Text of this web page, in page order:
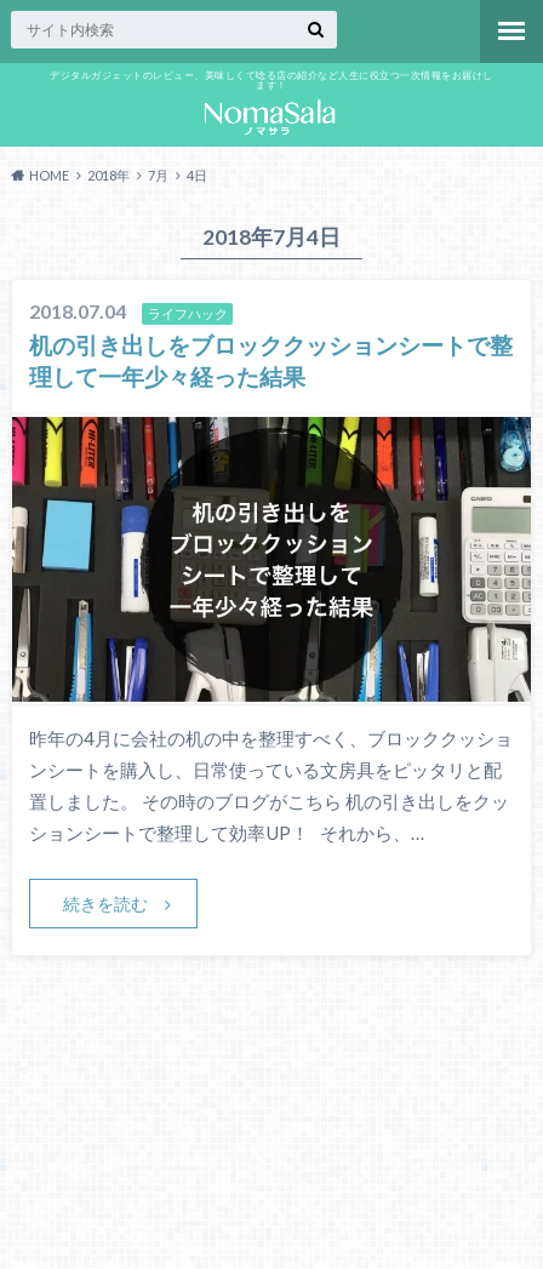
デジタルガジェットのレビュー、美味しくて唸る店の紹介など人生に役立つ一次情報をお届けし
ます！
HOME 2018年 7月 4日
2018年7月4日
2018.07.04 ライフハック
机の引き出しをブロッククッションシートで整
理して一年少々経った結果
昨年の4月に会社の机の中を整理すべく、ブロッククッショ
ンシートを購入し、日常使っている文房具をピッタリと配
置しました。 その時のブログがこちら 机の引き出しをクッ
ションシートで整理して効率UP！ それから、…
続きを読む